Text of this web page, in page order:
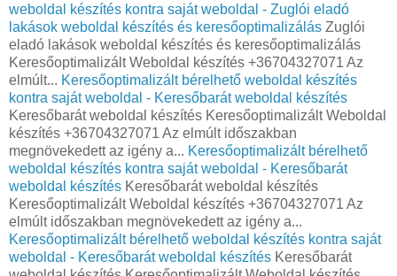
weboldal készítés kontra saját weboldal - Zuglói eladó
lakások weboldal készítés és keresőoptimalizálás Zuglói
eladó lakások weboldal készítés és keresőoptimalizálás
Keresőoptimalizált Weboldal készítés +36704327071 Az
elmúlt... Keresőoptimalizált bérelhető weboldal készítés
kontra saját weboldal - Keresőbarát weboldal készítés
Keresőbarát weboldal készítés Keresőoptimalizált Weboldal
készítés +36704327071 Az elmúlt időszakban
megnövekedett az igény a... Keresőoptimalizált bérelhető
weboldal készítés kontra saját weboldal - Keresőbarát
weboldal készítés Keresőbarát weboldal készítés
Keresőoptimalizált Weboldal készítés +36704327071 Az
elmúlt időszakban megnövekedett az igény a...
Keresőoptimalizált bérelhető weboldal készítés kontra saját
weboldal - Keresőbarát weboldal készítés Keresőbarát